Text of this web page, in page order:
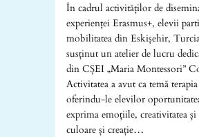
În cadrul activităților de
experienței Erasmus+, elevii
mobilitatea din Eskişehir,
susținut un atelier de lucru
din CȘEI „Maria Montessori”
Activitatea a avut ca temă
oferindu-le elevilor
exprima emoțiile, creativitatea
culoare și creație…